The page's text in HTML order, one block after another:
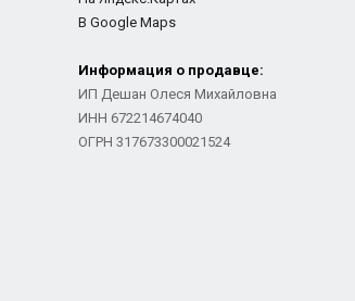
В Google Maps
Информация о продавце:
ИП Дешан Олеся Михайловна
ИНН 672214674040
ОГРН 317673300021524